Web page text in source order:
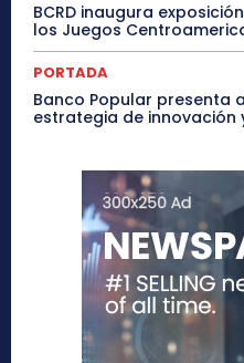
BCRD inaugura
los Juegos
PORTADA
Banco Popular presenta
estrategia de